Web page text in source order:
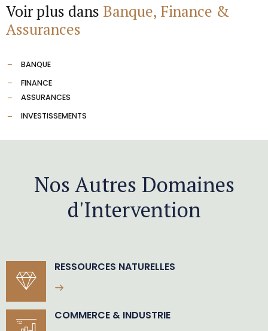
Voir plus dans Banque, Finance &
Assurances
BANQUE
FINANCE
ASSURANCES
INVESTISSEMENTS
Nos Autres Domaines
d'Intervention
RESSOURCES NATURELLES
COMMERCE & INDUSTRIE